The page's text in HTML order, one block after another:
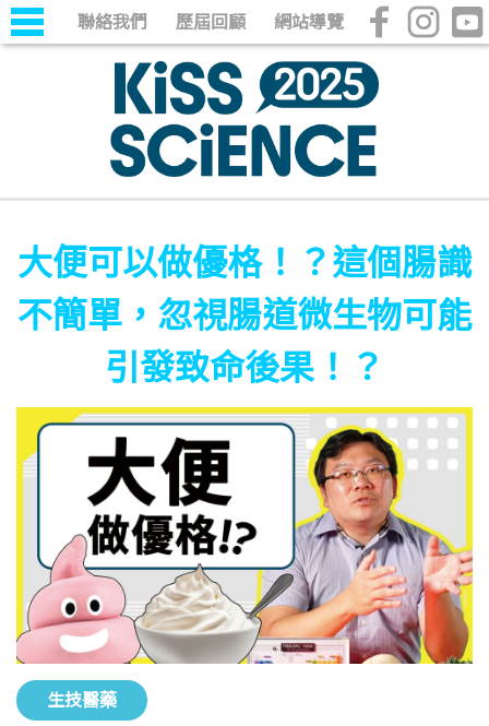
聯絡我們 歷屆回顧 網站導覽
大便可以做優格！？這個腸識
不簡單，忽視腸道微生物可能
引發致命後果！？
生技醫藥